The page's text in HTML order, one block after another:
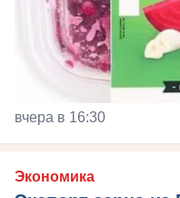
вчера в 16:30
Экономика